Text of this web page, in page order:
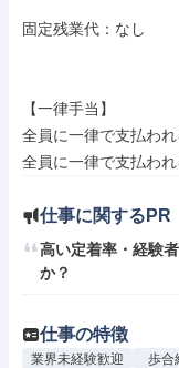
固定残業代：なし
【一律手当】
全員に一律で支払わ
仕事に関するPR
高い定着率・経験
か？
仕事の特徴
業界未経験歓迎 歩合